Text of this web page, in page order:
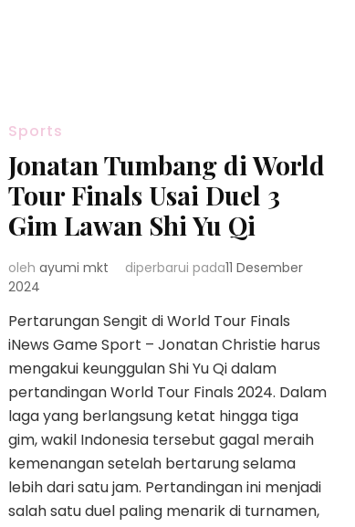
Sports
Jonatan Tumbang di World
Tour Finals Usai Duel 3
Gim Lawan Shi Yu Qi
oleh ayumi mkt diperbarui pada11 Desember
2024
Pertarungan Sengit di World Tour Finals
iNews Game Sport – Jonatan Christie harus
mengakui keunggulan Shi Yu Qi dalam
pertandingan World Tour Finals 2024. Dalam
laga yang berlangsung ketat hingga tiga
gim, wakil Indonesia tersebut gagal meraih
kemenangan setelah bertarung selama
lebih dari satu jam. Pertandingan ini menjadi
salah satu duel paling menarik di turnamen,